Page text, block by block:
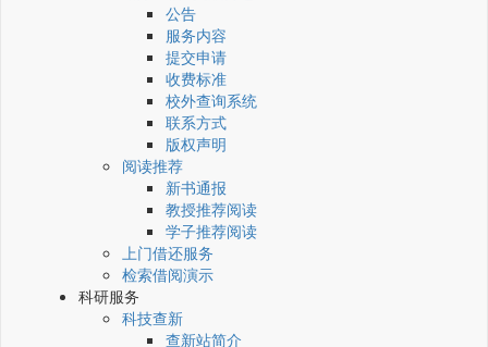
公告
服务内容
提交申请
收费标准
校外查询系统
联系方式
版权声明
阅读推荐
新书通报
教授推荐阅读
学子推荐阅读
上门借还服务
检索借阅演示
科研服务
科技查新
查新站简介